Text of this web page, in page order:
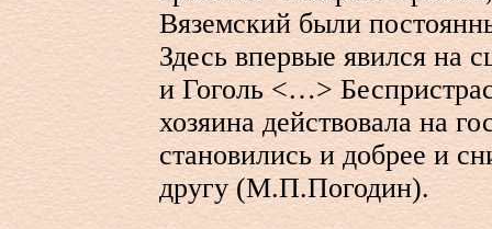
Вяземский были
Здесь впервые явился на
и Гоголь <…>
хозяина действовала на
становились и добрее и
другу (М.П.Погодин).